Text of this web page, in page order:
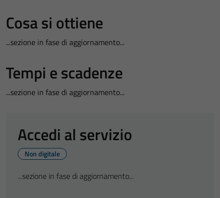
Cosa si ottiene
...sezione in fase di aggiornamento...
Tempi e scadenze
...sezione in fase di aggiornamento...
Accedi al servizio
Non digitale
...sezione in fase di aggiornamento...